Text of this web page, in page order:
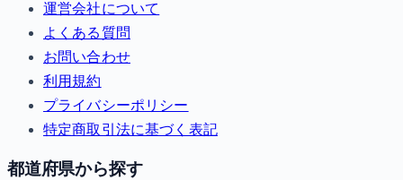
運営会社について
よくある質問
お問い合わせ
利用規約
プライバシーポリシー
特定商取引法に基づく表記
都道府県から探す